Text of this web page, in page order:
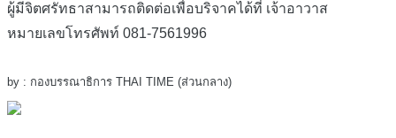
ผู้มีจิตศรัทธาสามารถติดต่อเพื่อบริจาคได้ที่ เจ้าอาวาส
หมายเลขโทรศัพท์ 081-7561996
by : กองบรรณาธิการ THAI TIME (ส่วนกลาง)